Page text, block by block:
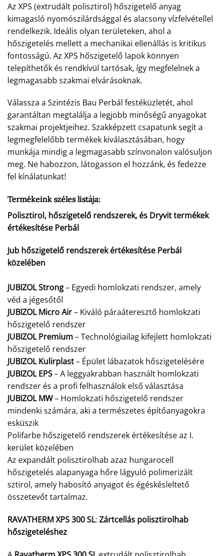
Az XPS (extrudált polisztirol) hőszigetelő anyag
kimagasló nyomószilárdsággal és alacsony vízfelvétellel
rendelkezik. Ideális olyan területeken, ahol a
hőszigetelés mellett a mechanikai ellenállás is kritikus
fontosságú. Az XPS hőszigetelő lapok könnyen
telepíthetők és rendkívül tartósak, így megfelelnek a
legmagasabb szakmai elvárásoknak.
Válassza a Szintézis Bau Perbál festéküzletét, ahol
garantáltan megtalálja a legjobb minőségű anyagokat
szakmai projektjeihez. Szakképzett csapatunk segít a
legmegfelelőbb termékek kiválasztásában, hogy
munkája mindig a legmagasabb színvonalon valósuljon
meg. Ne habozzon, látogasson el hozzánk, és fedezze
fel kínálatunkat!
Termékeink széles listája:
Polisztirol, hőszigetelő rendszerek, és Dryvit termékek
értékesítése Perbál
Jub hőszigetelő rendszerek értékesítése Perbál
közelében
JUBIZOL Strong– Egyedi homlokzati rendszer, amely
véd a jégesőtől
JUBIZOL Micro Air– Kiváló páraáteresztő homlokzati
hőszigetelő rendszer
JUBIZOL Premium– Technológiailag kifejlett homlokzati
hőszigetelő rendszer
JUBIZOL Kulirplast– Épület lábazatok hőszigetelésére
JUBIZOL EPS– A leggyakrabban használt homlokzati
rendszer és a profi felhasználok első választása
JUBIZOL MW– Homlokzati hőszigetelő rendszer
mindenki számára, aki a természetes építőanyagokra
esküszik
Polifarbe hőszigetelő rendszerek értékesítése az I.
kerület közelében
Az expandált polisztirolhab azaz hungarocell
hőszigetelés alapanyaga hőre lágyuló polimerizált
sztirol, amely habosító anyagot és égéskésleltető
összetevőt tartalmaz.
RAVATHERM XPS 300 SL: Zártcellás polisztirolhab
hőszigeteléshez